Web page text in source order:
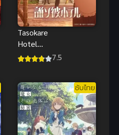
Tasokare
Hotel
โรงแรมทาโซ
7.5
ซับไทย